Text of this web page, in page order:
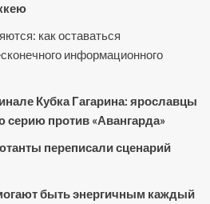
как оставаться
информационного
Кубка Гагарина: ярославцы
против «Авангарда»
переписали сценарий
быть энергичным каждый